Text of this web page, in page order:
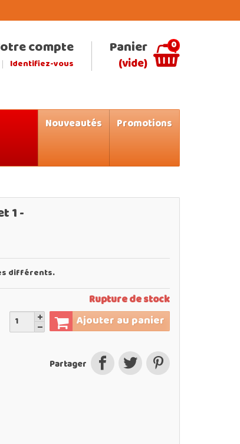
Panier
(vide)
0
compte
Identifiez-vous
Promotions
Nouveautés
1 -
différents.
Rupture de stock
Ajouter au panier
Partager